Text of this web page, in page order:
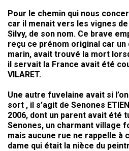
Pour le chemin qui nous
car il menait vers les vignes
Silvy, de son nom. Ce brave
reçu ce prénom original car
marin, avait trouvé la mort
il servait la France avait été
VILARET.
Une autre fuvelaine avait si
sort , il s’agit de Senones
2006, dont un parent avait été
Senones, un charmant village
mais aucune rue ne rappelle à
dame qui était la nièce du